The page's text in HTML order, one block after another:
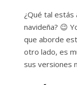
¿Qué tal estás
navideña? 😉
que aborde
otro lado, es
sus versiones